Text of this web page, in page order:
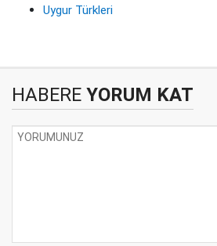
Uygur Türkleri
HABERE YORUM KAT